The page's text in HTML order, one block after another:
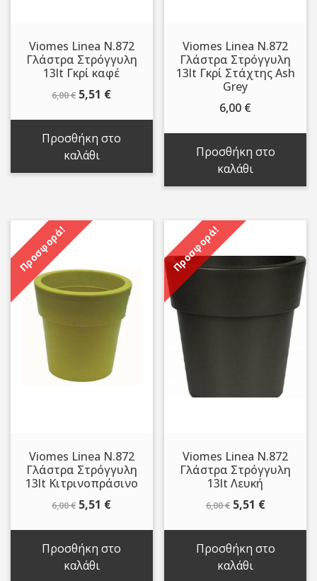
Viomes Linea N.872
Γλάστρα Στρόγγυλη
13lt Γκρί καφέ
6,00€ Original
6,00 €.
5,51 €Η
είναι:
Προσθήκη στο
καλάθι
Viomes Linea N.872
Γλάστρα Στρόγγυλη
13lt Γκρί Στάχτης Ash
Grey
6,00 €
Προσθήκη στο
καλάθι
Προσφορά!
Viomes Linea N.872
Γλάστρα Στρόγγυλη
13lt Κιτρινοπράσινο
6,00€ Original
6,00 €.
5,51 €Η
είναι:
Προσθήκη στο
καλάθι
Προσφορά!
Viomes Linea N.872
Γλάστρα Στρόγγυλη
13lt Λευκή
6,00€ Original
6,00 €.
5,51 €Η
είναι:
Προσθήκη στο
καλάθι